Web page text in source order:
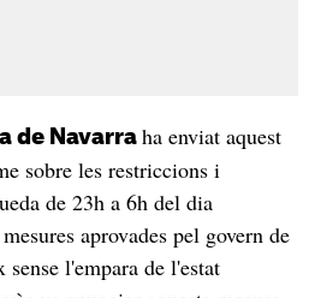
de Navarra ha enviat aquest
sobre les restriccions i
de 23h a 6h del dia
aprovades pel govern de
l'empara de l'estat